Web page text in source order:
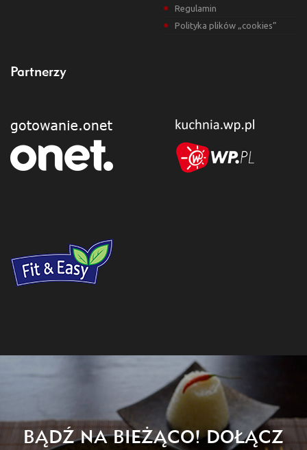
Regulamin
Polityka plików „cookies”
Partnerzy
BĄDŹ NA BIEŻĄCO! DOŁĄCZ